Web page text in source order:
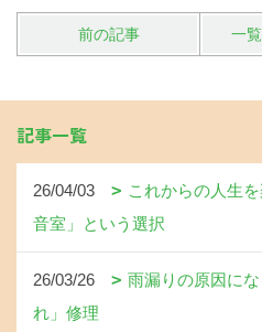
前の記事 一覧
記事一覧
26/04/03
これからの人生
音室」という選択
26/03/26
雨漏りの原因に
れ」修理